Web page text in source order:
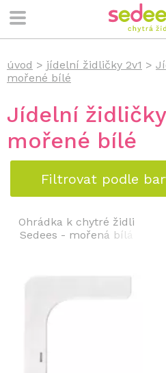
úvod > jídelní židličky 2v1 >
mořené bílé
Jídelní židličky
mořené bílé
Filtrovat podle
Ohrádka k chytré židli
Sedees - mořená bílá